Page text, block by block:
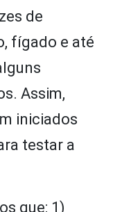
de
fígado e até
Assim,
iniciados
testar a
que: 1)